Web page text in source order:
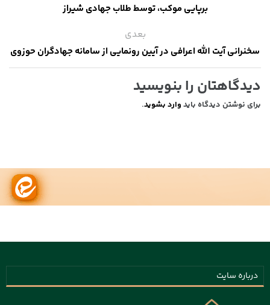
برپایی موکب، توسط طلاب جهادی شیراز
بعدی
سخنرانی آیت الله اعرافی در آیین رونمایی از سامانه جهادگران حوزوی
دیدگاهتان را بنویسید
برای نوشتن دیدگاه باید وارد بشوید.
درباره سایت